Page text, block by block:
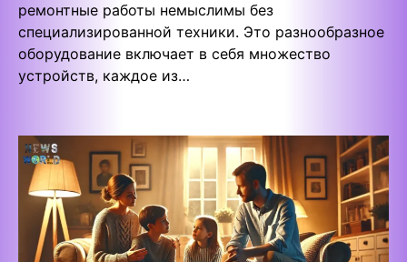
ремонтные работы немыслимы без
специализированной техники. Это разнообразное
оборудование включает в себя множество
устройств, каждое из…